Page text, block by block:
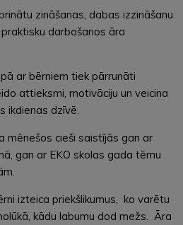
zināšanas, dabas izzināšanu
darbošanos āra
ar bērniem tiek pārrunāti
attieksmi, motivāciju un veicina
ikdienas dzīvē.
cieši saistījās gan ar
gan ar EKO skolas gada tēmu
izteica priekšlikumus, ko varētu
kādu labumu dod mežs. Āra